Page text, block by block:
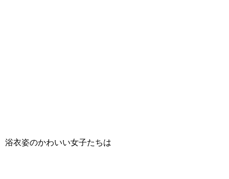
浴衣姿のかわいい女子たちは